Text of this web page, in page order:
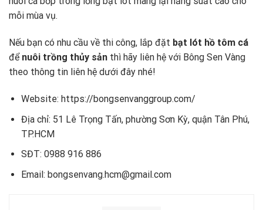
mỗi mùa vụ.
Nếu bạn có nhu cầu về thi công, lắp đặt bạt lót hồ tôm cá
để nuôi trồng thủy sản thì hãy liên hệ với Bông Sen Vàng
theo thông tin liên hệ dưới đây nhé!
Website: https://bongsenvanggroup.com/
Địa chỉ: 51 Lê Trọng Tấn, phường Sơn Kỳ, quận Tân Phú,
TP.HCM
SĐT: 0988 916 886
Email: bongsenvang.hcm@gmail.com